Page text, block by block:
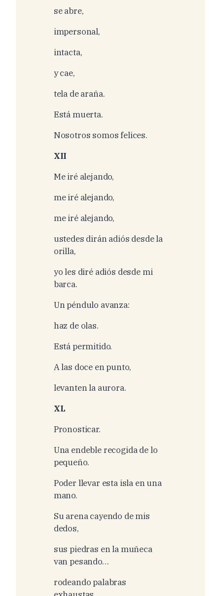
se abre,
impersonal,
intacta,
y cae,
tela de araña.
Está muerta.
Nosotros somos felices.
XII
Me iré alejando,
me iré alejando,
me iré alejando,
ustedes dirán adiós desde la
orilla,
yo les diré adiós desde mi
barca.
Un péndulo avanza:
haz de olas.
Está permitido.
A las doce en punto,
levanten la aurora.
XL
Pronosticar.
Una endeble recogida de lo
pequeño.
Poder llevar esta isla en una
mano.
Su arena cayendo de mis
dedos,
sus piedras en la muñeca
van pesando…
rodeando palabras